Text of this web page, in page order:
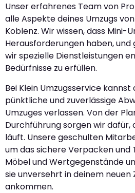
Unser erfahrenes Team von
alle Aspekte deines Umzugs
Koblenz. Wir wissen, dass Mini-
Herausforderungen haben,
wir spezielle Dienstleistungen
Bedürfnisse zu erfüllen.
Bei Klein Umzugsservice kannst
pünktliche und zuverlässige
Umzuges verlassen. Von der
Durchführung sorgen wir dafür,
läuft. Unsere geschulten
um das sichere Verpacken
Möbel und Wertgegenstände
sie unversehrt in deinem neuen
ankommen.